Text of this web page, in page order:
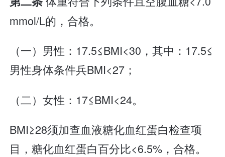
mmol/L的，合格。
（一）男性：17.5≤BMI<30，其中：17.5≤
男性身体条件兵BMI<27；
（二）女性：17≤BMI<24。
BMI≥28须加查血液糖化血红蛋白检查项
目，糖化血红蛋白百分比<6.5%，合格。